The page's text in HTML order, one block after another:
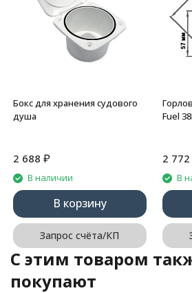
Бокс для хранения судового
душа
2 688 ₽
В наличии
В корзину
Запрос счёта/КП
Fuel
2 772
В
C этим товаром
покупают